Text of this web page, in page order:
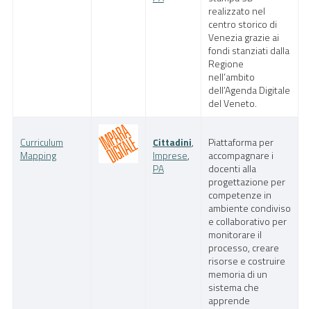
realizzato nel
centro storico di
Venezia grazie ai
fondi stanziati dalla
Regione
nell’ambito
dell’Agenda Digitale
del Veneto.
Curriculum
Mapping
Cittadini,
Imprese,
PA
Piattaforma per
accompagnare i
docenti alla
progettazione per
competenze in
ambiente condiviso
e collaborativo per
monitorare il
processo, creare
risorse e costruire
memoria di un
sistema che
apprende